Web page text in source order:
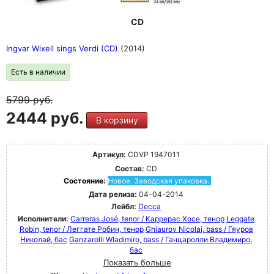
Рубенстайн о Леонарде Бернстайне)
CD
Ingvar Wixell sings Verdi (CD) (2014)
Есть в наличии
5799руб.
2444 руб. В корзину
Артикул: CDVP 1947011
Состав: CD
Состояние: Новое. Заводская упаковка.
Дата релиза: 04-04-2014
Лейбл: Decca
Исполнители: Carreras José, tenor / Каррерас Хосе, тенор Leggate
Robin, tenor / Леггате Робин, тенор Ghiaurov Nicolai, bass / Гяуров
Николай, бас Ganzarolli Wladimiro, bass / Ганцаролли Владимиро,
бас
Показать больше